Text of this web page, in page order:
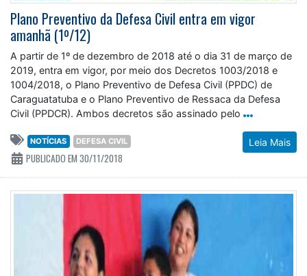
Plano Preventivo da Defesa Civil entra em vigor
amanhã (1º/12)
A partir de 1º de dezembro de 2018 até o dia 31 de março de
2019, entra em vigor, por meio dos Decretos 1003/2018 e
1004/2018, o Plano Preventivo de Defesa Civil (PPDC) de
Caraguatatuba e o Plano Preventivo de Ressaca da Defesa
Civil (PPDCR). Ambos decretos são assinado pelo
Leia Mais
NOTÍCIAS DEFESA CIVIL
PUBLICADO EM 30/11/2018